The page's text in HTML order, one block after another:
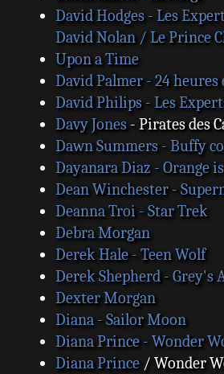
David Hodges - Les
David Nolan / Le Prince
Upon a Time
David Palmer - 24 heures
David Philips - Les
Davy Jones- Pirates des
Dawn Summers - Buffy
Dayanara Diaz - Orange
Dean Winchester -
Deanna Troi - Star Trek
Debra Morgan
Derek Hale - Teen Wolf
Derek Shepherd - Grey's
Dexter Morgan
Diana - Sailor Moon
Diana Prince - Wonder
Diana Prince/ Wonder